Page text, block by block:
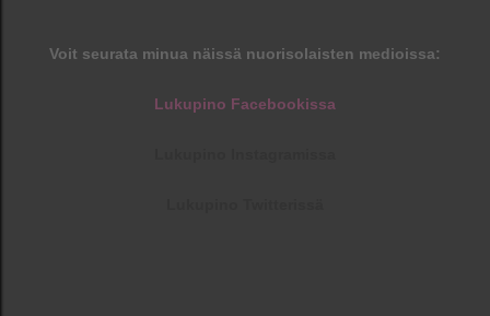
Voit seurata minua näissä nuorisolaisten medioissa:
Lukupino Facebookissa